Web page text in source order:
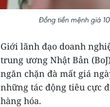
Đồng tiền mệnh giá
Giới lãnh đạo doanh
trung ương Nhật Bản
ngăn chặn đà mất giá
những tác động tiêu cực
hàng hóa.